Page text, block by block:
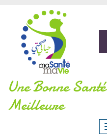
Une Bonne
Meilleure